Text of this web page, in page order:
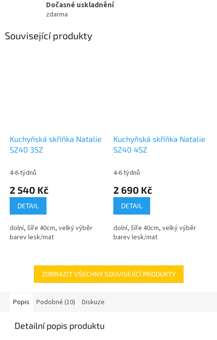
Dočasné uskladnění
zdarma
Související produkty
Kuchyňská skříňka Natalie
SZ40 3SZ
4-6 týdnů
2 540 Kč
DETAIL
dolní, šíře 40cm, velký výběr
barev lesk/mat
Kuchyňská skříňka Natalie
SZ40 4SZ
4-6 týdnů
2 690 Kč
DETAIL
dolní, šíře 40cm, velký výběr
barev lesk/mat
ZOBRAZIT VŠECHNY SOUVISEJÍCÍ PRODUKTY
Popis Podobné (10) Diskuze
Detailní popis produktu